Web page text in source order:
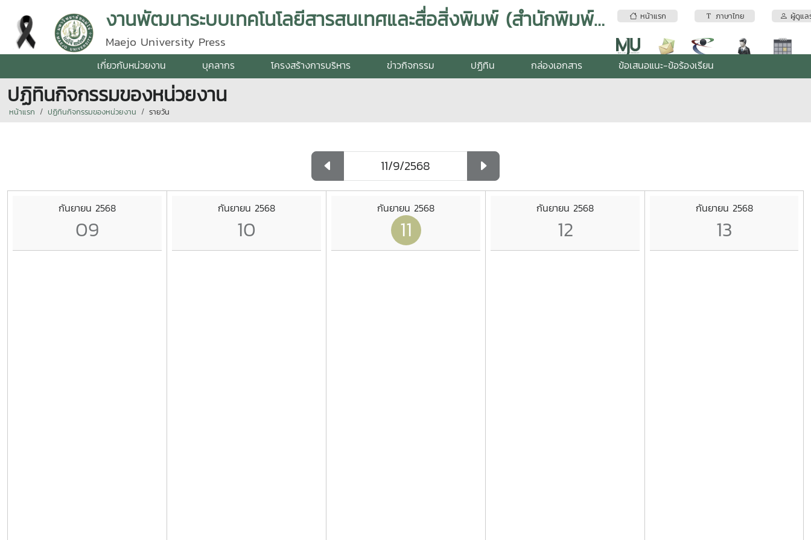
หน้าแรก ภาษาไทย ผู้ดูแล
งานพัฒนาระบบเทคโนโลยีสารสนเทศและสื่อสิ่งพิมพ์ (สำนักพิมพ์) สำนักบริหารและพัฒนาวิชาการ
Maejo University Press
เกี่ยวกับหน่วยงาน บุคลากร โครงสร้างการบริหาร ข่าวกิจกรรม ปฏิทิน กล่องเอกสาร ข้อเสนอแนะ-ข้อร้องเรียน
ปฏิทินกิจกรรมของหน่วยงาน
หน้าแรก ปฏิทินกิจกรรมของหน่วยงาน รายวัน
กันยายน 2568
09
กันยายน 2568
10
กันยายน 2568
11
กันยายน 2568
12
กันยายน 2568
13